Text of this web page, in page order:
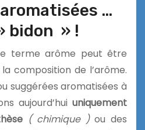
…
bidon » !
terme arôme peut être
composition de l’arôme.
suggérées aromatisées à
aujourd’hui uniquement
( chimique )ou des